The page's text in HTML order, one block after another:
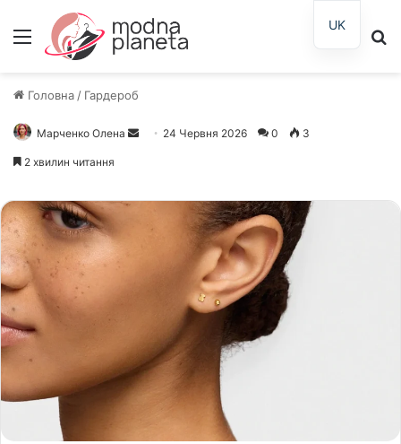
Меню
Головна / Гардероб
Марченко Олена
Надішліть
24 Червня 2026 0 3
2 хвилин читання
UK